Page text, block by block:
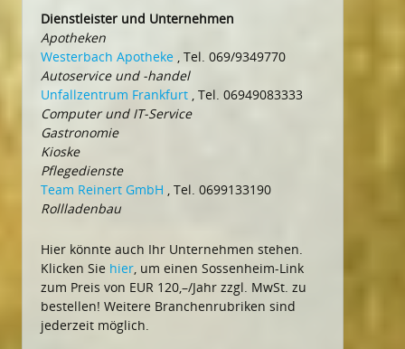
Dienstleister und Unternehmen
Apotheken
Westerbach Apotheke , Tel. 069/9349770
Autoservice und -handel
Unfallzentrum Frankfurt , Tel. 06949083333
Computer und IT-Service
Gastronomie
Kioske
Pflegedienste
Team Reinert GmbH , Tel. 0699133190
Rollladenbau
Hier könnte auch Ihr Unternehmen stehen.
Klicken Sie hier , um einen Sossenheim-Link
zum Preis von EUR 120,–/Jahr zzgl. MwSt. zu
bestellen! Weitere Branchenrubriken sind
jederzeit möglich.